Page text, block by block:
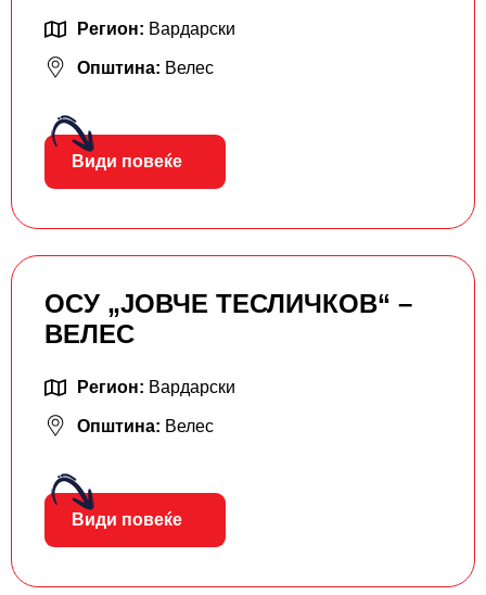
Регион: Вардарски
Општина: Велес
Види повеќе
ОСУ „ЈОВЧЕ ТЕСЛИЧКОВ“ –
ВЕЛЕС
Регион: Вардарски
Општина: Велес
Види повеќе